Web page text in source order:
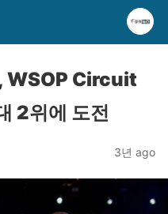
WSOP Circuit
2위에 도전
3년 ago